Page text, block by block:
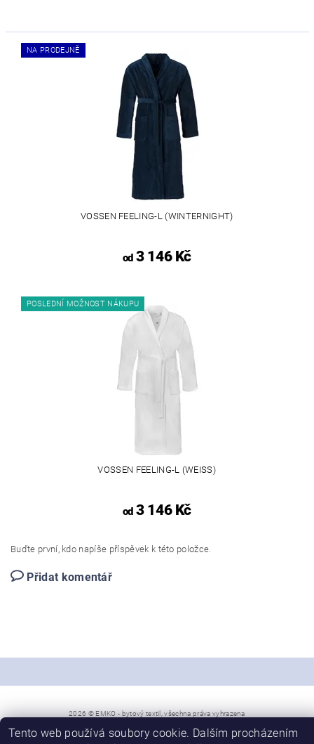
NA PRODEJNĚ
VOSSEN FEELING-L (WINTERNIGHT)
od3 146 Kč
POSLEDNÍ MOŽNOST NÁKUPU
VOSSEN FEELING-L (WEISS)
od3 146 Kč
Buďte první, kdo napíše příspěvek k této položce.
Přidat komentář
2026 © EMKO - bytový textil, všechna práva vyhrazena
Vytvořil Shoptet
Tento web používá soubory cookie. Dalším procházením